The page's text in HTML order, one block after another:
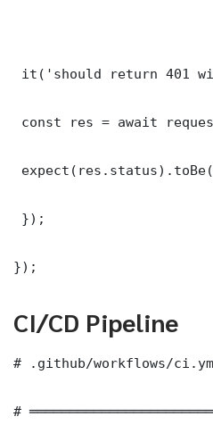
it('should return 401
const res = await
});
});
CI/CD Pipeline
# .github/workflows/
#